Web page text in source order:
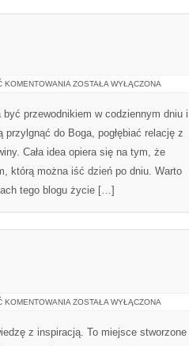
KOMENTOWANIA HINDUIZM
ZOSTAŁA WYŁĄCZONA
przewodnikiem w codziennym dniu i
do Boga, pogłębiać relację z
Cała idea opiera się na tym, że
którą można iść dzień po dniu. Warto
tego blogu życie […]
KOMENTOWANIA SPRZĘT
ZOSTAŁA WYŁĄCZONA
z inspiracją. To miejsce stworzone